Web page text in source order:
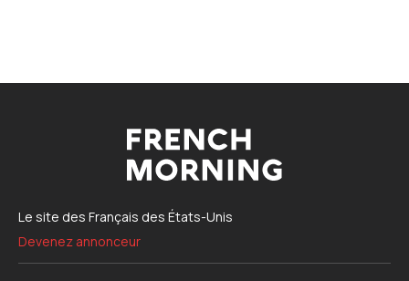
Le site des Français des États-Unis
Devenez annonceur